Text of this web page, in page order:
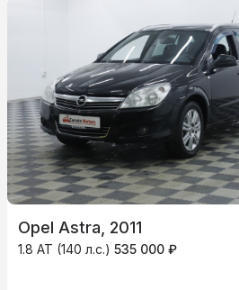
Opel Astra, 2011
1.8 AT (140 л.с.) 535 000 ₽